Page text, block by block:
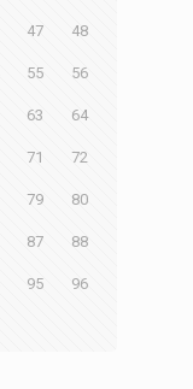
47 48
55 56
63 64
71 72
79 80
87 88
95 96